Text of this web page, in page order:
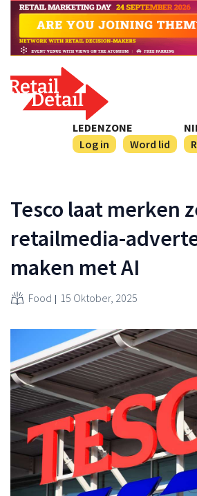
LEDENZONE
Log in
Word lid
Tesco laat merken
retailmedia-
maken met AI
Food 15 Oktober, 2025